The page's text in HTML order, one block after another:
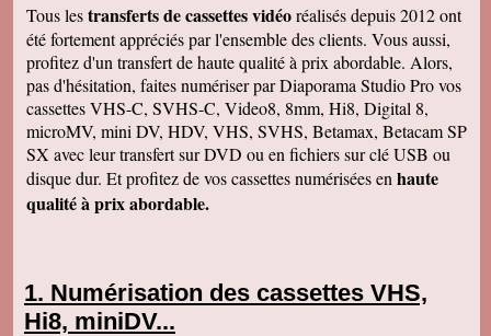
Tous lestransferts de cassettes vidéoréalisés depuis 2012 ont
été fortement appréciés par l'ensemble des clients. Vous aussi,
profitez d'un transfert de haute qualité à prix abordable. Alors,
pas d'hésitation, faites numériser par Diaporama Studio Pro vos
cassettes VHS-C, SVHS-C, Video8, 8mm, Hi8, Digital 8,
microMV, mini DV, HDV, VHS, SVHS, Betamax, Betacam SP
SX avec leur transfert sur DVD ou en fichiers sur clé USB ou
disque dur. Et profitez de vos cassettes numérisées en haute
qualité à prix abordable.
Numérisation des cassettes VHS,
Hi8, miniDV...